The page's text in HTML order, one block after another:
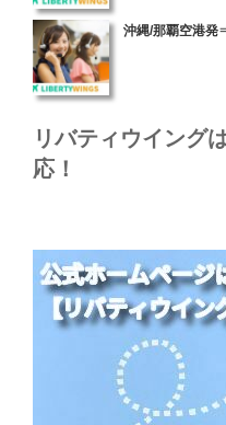
投
沖縄/那覇空港発
リバティウイング
応！